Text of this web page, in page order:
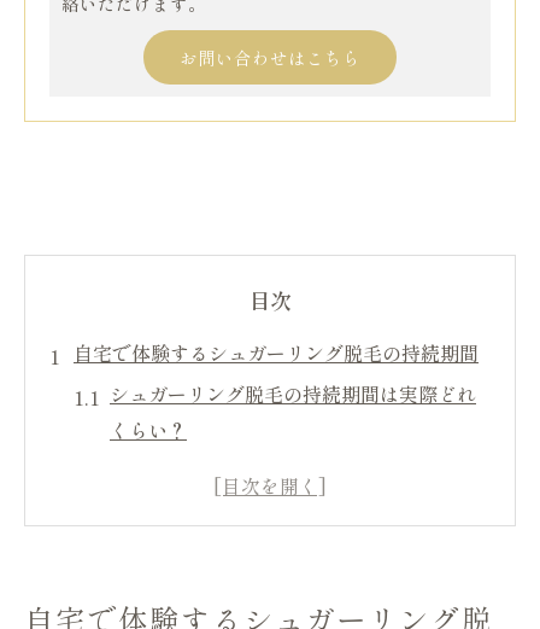
お問い合わせはこちら
目次
自宅で体験するシュガーリング脱毛の持続期間
シュガーリング脱毛の持続期間は実際どれ
くらい？
自宅でのシュガーリング脱毛後の経過を徹
自宅で体験するシュガーリング脱